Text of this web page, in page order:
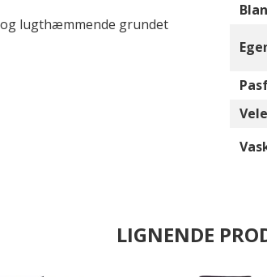
lugthæmmende grundet
LIGNENDE